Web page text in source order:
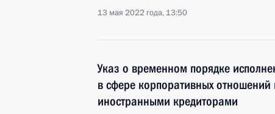
13 мая 2022 года, 13:50
Указ о временном порядке
в сфере корпоративных
иностранными кредиторами